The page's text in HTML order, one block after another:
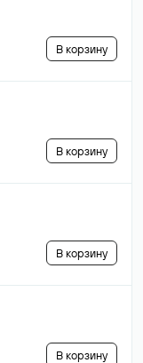
В корзину
В корзину
В корзину
В корзину